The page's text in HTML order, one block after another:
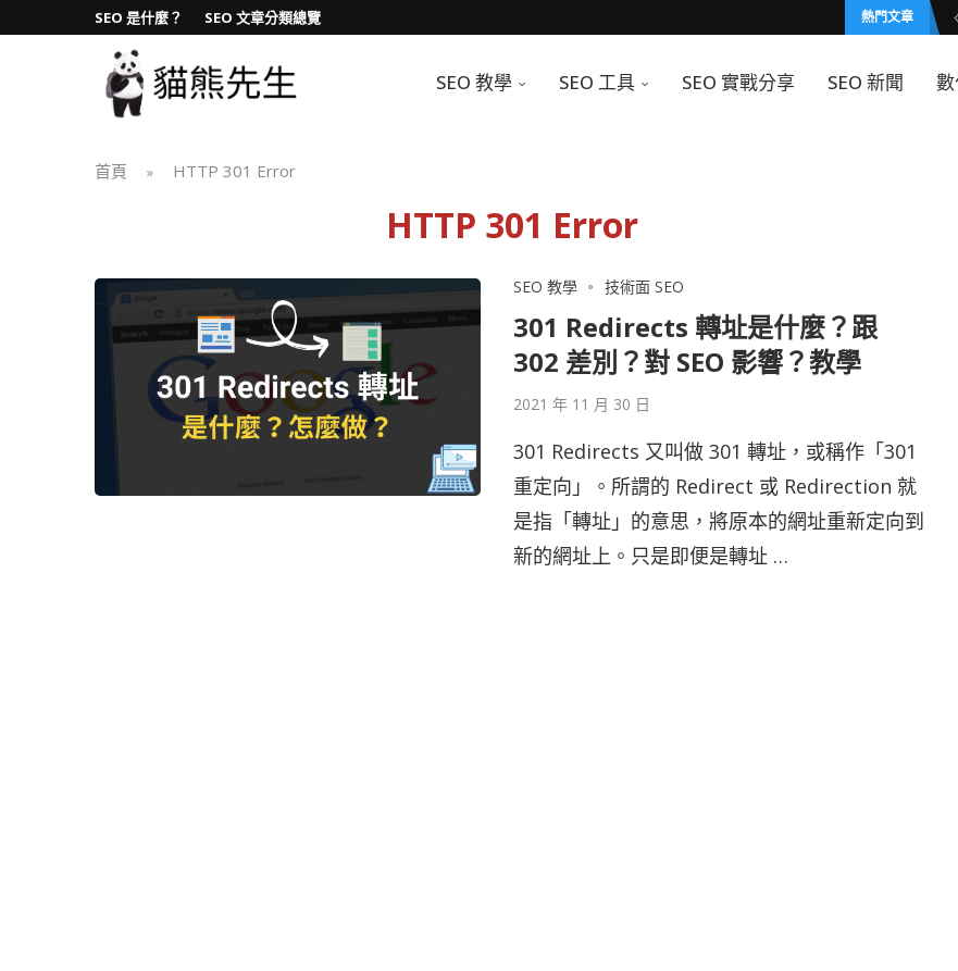
SEO 是什麼？ SEO 文章分類總覽 熱門文章
SEO 教學 SEO 工具 SEO 實戰分享 SEO 新聞
首頁 » HTTP 301 Error
HTTP 301 Error
SEO 教學 技術面 SEO
301 Redirects 轉址是什麼？跟
302 差別？對 SEO 影響？教學
2021 年 11 月 30 日
301 Redirects 又叫做 301 轉址，或稱作「301
重定向」。所謂的 Redirect 或 Redirection 就
是指「轉址」的意思，將原本的網址重新定向到
新的網址上。只是即便是轉址 …